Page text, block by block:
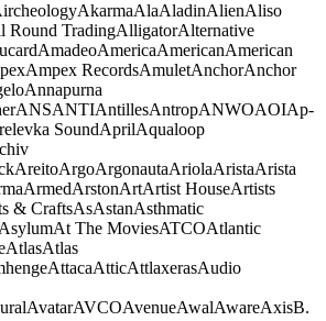
AkarmaAlaAladinAlienAliso
Round TradingAlligatorAlternative
AmadeoAmericaAmericanAmerican
Ampex RecordsAmuletAnchorAnchor
Annapurna
ANSANTIAntillesAntropANWOAOIAp-
SoundAprilAqualoop
AreitoArgoArgonautaAriolaAristaArista
ArmedArstonArtArtist HouseArtists
& CraftsAsAstanAsthmatic
AsylumAt The MoviesATCOAtlantic
AtlasAtlas
AttacaAtticAttlaxerasAudio
AvatarAVCOAvenueAwalAwareAxisB.